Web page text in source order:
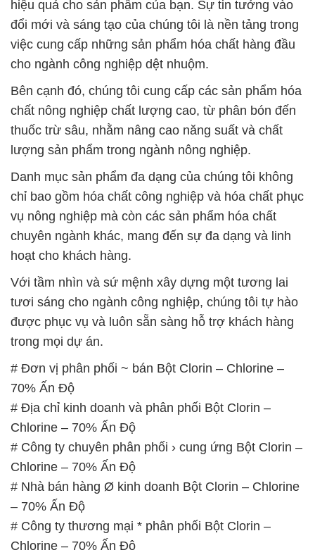
Bên cạnh đó, chúng tôi cung cấp các sản phẩm hóa
chất nông nghiệp chất lượng cao, từ phân bón đến
thuốc trừ sâu, nhằm nâng cao năng suất và chất
lượng sản phẩm trong ngành nông nghiệp.
Danh mục sản phẩm đa dạng của chúng tôi không
chỉ bao gồm hóa chất công nghiệp và hóa chất phục
vụ nông nghiệp mà còn các sản phẩm hóa chất
chuyên ngành khác, mang đến sự đa dạng và linh
hoạt cho khách hàng.
Với tầm nhìn và sứ mệnh xây dựng một tương lai
tươi sáng cho ngành công nghiệp, chúng tôi tự hào
được phục vụ và luôn sẵn sàng hỗ trợ khách hàng
trong mọi dự án.
# Đơn vị phân phối ~ bán Bột Clorin – Chlorine –
70% Ấn Độ
# Địa chỉ kinh doanh và phân phối Bột Clorin –
Chlorine – 70% Ấn Độ
# Công ty chuyên phân phối › cung ứng Bột Clorin –
Chlorine – 70% Ấn Độ
# Nhà bán hàng Ø kinh doanh Bột Clorin – Chlorine
– 70% Ấn Độ
# Công ty thương mại * phân phối Bột Clorin –
Chlorine – 70% Ấn Độ
# Nhà bán hàng › thương mại Bột Clorin – Chlorine
– 70% Ấn Độ
# Nơi chuyên kinh doanh ← bán Bột Clorin –
Chlorine – 70% Ấn Độ